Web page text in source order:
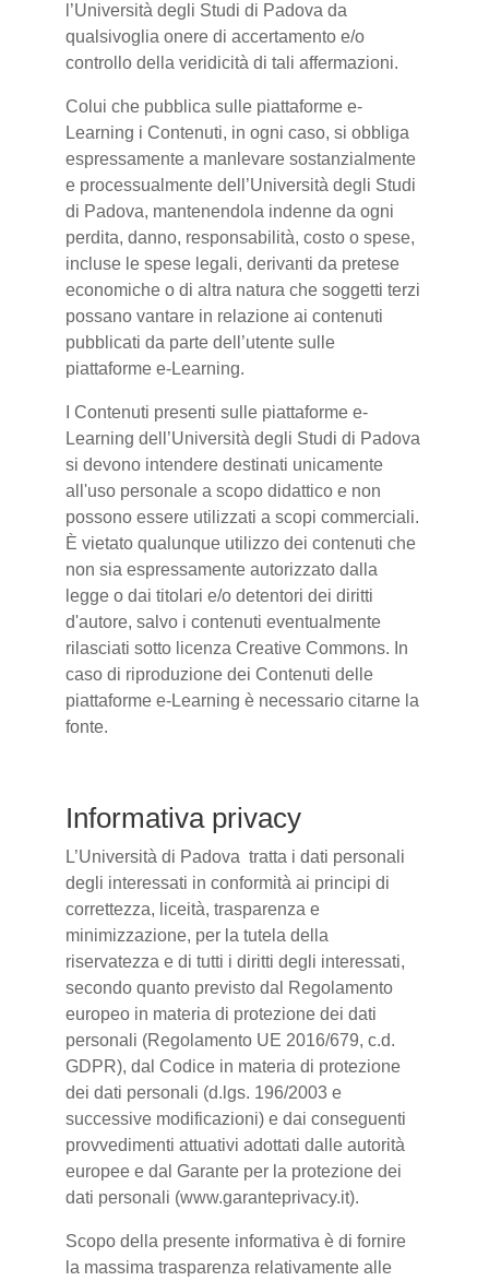
l’Università degli Studi di Padova da
qualsivoglia onere di accertamento e/o
controllo della veridicità di tali affermazioni.
Colui che pubblica sulle piattaforme e-
Learning i Contenuti, in ogni caso, si obbliga
espressamente a manlevare sostanzialmente
e processualmente dell’Università degli Studi
di Padova, mantenendola indenne da ogni
perdita, danno, responsabilità, costo o spese,
incluse le spese legali, derivanti da pretese
economiche o di altra natura che soggetti terzi
possano vantare in relazione ai contenuti
pubblicati da parte dell’utente sulle
piattaforme e-Learning.
I Contenuti presenti sulle piattaforme e-
Learning dell’Università degli Studi di Padova
si devono intendere destinati unicamente
all'uso personale a scopo didattico e non
possono essere utilizzati a scopi commerciali.
È vietato qualunque utilizzo dei contenuti che
non sia espressamente autorizzato dalla
legge o dai titolari e/o detentori dei diritti
d'autore, salvo i contenuti eventualmente
rilasciati sotto licenza Creative Commons. In
caso di riproduzione dei Contenuti delle
piattaforme e-Learning è necessario citarne la
fonte.
Informativa privacy
L’Università di Padova tratta i dati personali
degli interessati in conformità ai principi di
correttezza, liceità, trasparenza e
minimizzazione, per la tutela della
riservatezza e di tutti i diritti degli interessati,
secondo quanto previsto dal Regolamento
europeo in materia di protezione dei dati
personali (Regolamento UE 2016/679, c.d.
GDPR), dal Codice in materia di protezione
dei dati personali (d.lgs. 196/2003 e
successive modificazioni) e dai conseguenti
provvedimenti attuativi adottati dalle autorità
europee e dal Garante per la protezione dei
dati personali (www.garanteprivacy.it).
Scopo della presente informativa è di fornire
la massima trasparenza relativamente alle